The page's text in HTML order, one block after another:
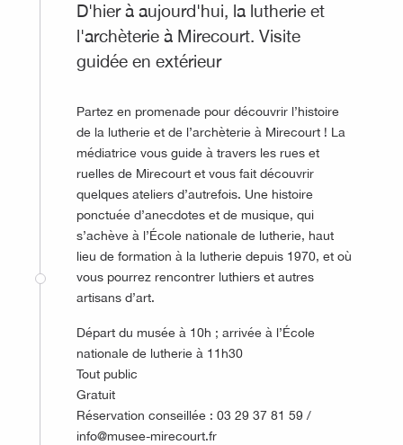
D'hier à aujourd'hui, la lutherie et
l'archèterie à Mirecourt. Visite
guidée en extérieur
Partez en promenade pour découvrir l’histoire
de la lutherie et de l’archèterie à Mirecourt ! La
médiatrice vous guide à travers les rues et
ruelles de Mirecourt et vous fait découvrir
quelques ateliers d’autrefois. Une histoire
ponctuée d’anecdotes et de musique, qui
s’achève à l’École nationale de lutherie, haut
lieu de formation à la lutherie depuis 1970, et où
vous pourrez rencontrer luthiers et autres
artisans d’art.
Départ du musée à 10h ; arrivée à l’École
nationale de lutherie à 11h30
Tout public
Gratuit
Réservation conseillée : 03 29 37 81 59 /
info@musee-mirecourt.fr